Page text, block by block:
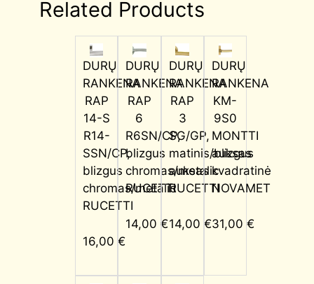
Related Products
DURŲ
RANKENA
RAP
14-S
R14-
SSN/CP,
blizgus
chromas/metalic
RUCETTI
16,00 €
DURŲ
RANKENA
RAP
6
R6SN/CP,
blizgus
chromas/metalic
RUCETTI
14,00€
DURŲ
RANKENA
RAP
3
SG/GP,
matinis/blizgus
auksas
RUCETTI
14,00 €
DURŲ
RANKENA
KM-
9S0
MONTTI
auksas
kvadratinė
NOVAMET
31,00 €